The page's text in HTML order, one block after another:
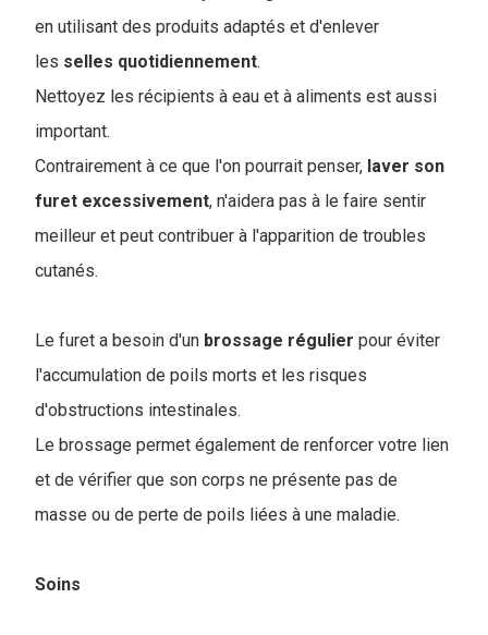
en utilisant des produits adaptés et d'enlever
les selles quotidiennement.
Nettoyez les récipients à eau et à aliments est aussi
important.
Contrairement à ce que l'on pourrait penser, laver son
furet excessivement, n'aidera pas à le faire sentir
meilleur et peut contribuer à l'apparition de troubles
cutanés.
Le furet a besoin d'un brossage régulier pour éviter
l'accumulation de poils morts et les risques
d'obstructions intestinales.
Le brossage permet également de renforcer votre lien
et de vérifier que son corps ne présente pas de
masse ou de perte de poils liées à une maladie.
Soins